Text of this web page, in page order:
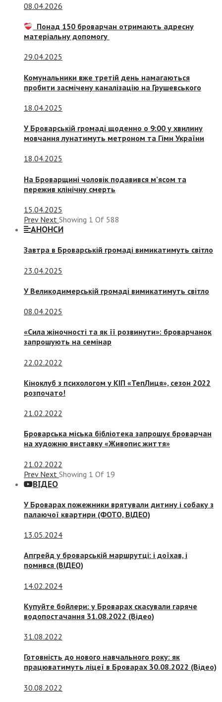
08.04.2026
Понад 150 броварчан отримають адресну
матеріальну допомогу
29.04.2025
Комунальники вже третій день намагаються
пробити засмічену каналізацію на Грушевського
18.04.2025
У Броварській громаді щоденно о 9:00 у хвилину
мовчання лунатимуть метроном та Гімн України
18.04.2025
На Броварщині чоловік подавився м’ясом та
пережив клінічну смерть
15.04.2025
Prev Next Showing 1 Of 588
АНОНСИ
Завтра в Броварській громаді вимикатимуть світло
23.04.2025
У Великодимерській громаді вимикатимуть світло
08.04.2025
«Сила жіночності та як її розвинути»: броварчанок
запрошують на семінар
22.02.2022
Кіноклуб з психологом у КІП «ТепЛиця», сезон 2022
розпочато!
21.02.2022
Броварська міська бібліотека запрошує броварчан
на художню виставку «Живопис життя»
21.02.2022
Prev Next Showing 1 Of 19
ВІДЕО
У Броварах пожежники врятували дитину і собаку з
палаючої квартири (ФОТО, ВІДЕО)
13.05.2024
Апгрейд у броварській маршрутці: і доїхав, і
помився (ВІДЕО)
14.02.2024
Купуйте бойлери: у Броварах скасували гаряче
водопостачання 31.08.2022 (Відео)
31.08.2022
Готовність до нового навчального року: як
працюватимуть ліцеї в Броварах 30.08.2022 (Відео)
30.08.2022